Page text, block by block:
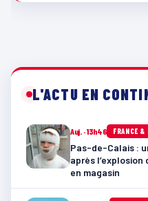
L'ACTU EN
Auj. · 13h46 FRANCE
Pas-de-Calais :
après
en magasin